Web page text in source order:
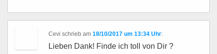
Cevi schrieb am18/10/2017 um 13:34 Uhr:
Lieben Dank! Finde ich toll von Dir ?